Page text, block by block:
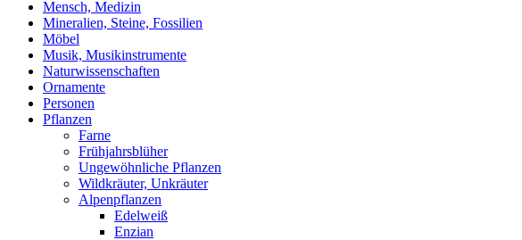
Mensch, Medizin
Mineralien, Steine, Fossilien
Möbel
Musik, Musikinstrumente
Naturwissenschaften
Ornamente
Personen
Pflanzen
Farne
Frühjahrsblüher
Ungewöhnliche Pflanzen
Wildkräuter, Unkräuter
Alpenpflanzen
Edelweiß
Enzian